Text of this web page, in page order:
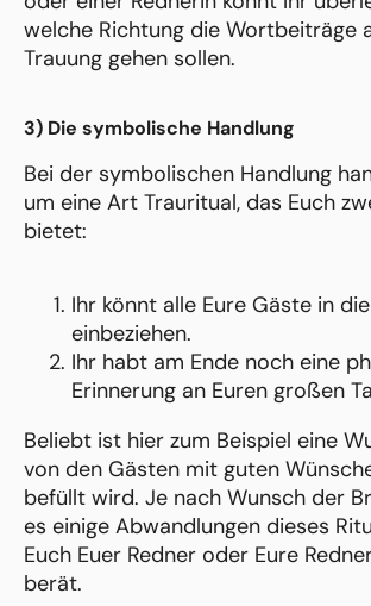
welche Richtung die Wortbeiträge
Trauung gehen sollen.
3) Die symbolische Handlung
Bei der symbolischen Handlung
um eine Art Trauritual, das Euch
bietet:
Ihr könnt alle Eure Gäste in
einbeziehen.
Ihr habt am Ende noch eine
Erinnerung an Euren großen
Beliebt ist hier zum Beispiel eine
von den Gästen mit guten
befüllt wird. Je nach Wunsch der
es einige Abwandlungen dieses
Euch Euer Redner oder Eure
berät.